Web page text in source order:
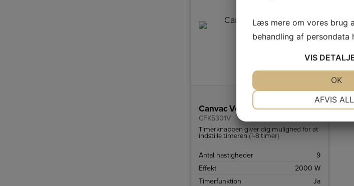
Canvac Ventilatorer
CFK5301V
Timerknappen giver dig mulighed for at
indstille timeren (1-8 timer).
Antal hastigheder
9
Effekt
2000 W
Timerfunktion
Ja
Læs mere om vores brug
behandling af persondata
VIS
MARKETING
AFVIS
OK